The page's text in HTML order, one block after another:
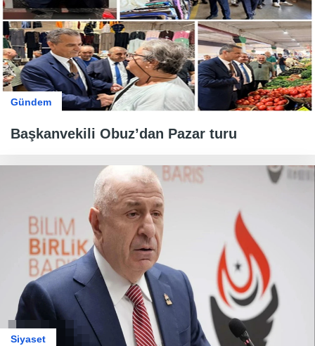
Gündem
Başkanvekili Obuz’dan Pazar turu
Siyaset